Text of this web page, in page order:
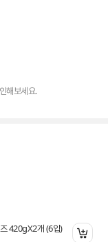
해보세요.
420gX2개 (6입)